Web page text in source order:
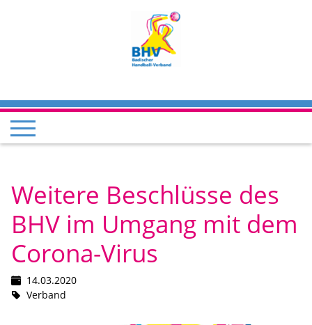
Weitere Beschlüsse des
BHV im Umgang mit dem
Corona-Virus
14.03.2020
Verband